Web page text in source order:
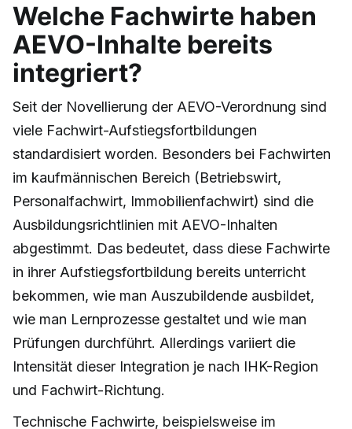
Welche Fachwirte haben
AEVO-Inhalte bereits
integriert?
Seit der Novellierung der AEVO-Verordnung sind
viele Fachwirt-Aufstiegsfortbildungen
standardisiert worden. Besonders bei Fachwirten
im kaufmännischen Bereich (Betriebswirt,
Personalfachwirt, Immobilienfachwirt) sind die
Ausbildungsrichtlinien mit AEVO-Inhalten
abgestimmt. Das bedeutet, dass diese Fachwirte
in ihrer Aufstiegsfortbildung bereits unterricht
bekommen, wie man Auszubildende ausbildet,
wie man Lernprozesse gestaltet und wie man
Prüfungen durchführt. Allerdings variiert die
Intensität dieser Integration je nach IHK-Region
und Fachwirt-Richtung.
Technische Fachwirte, beispielsweise im